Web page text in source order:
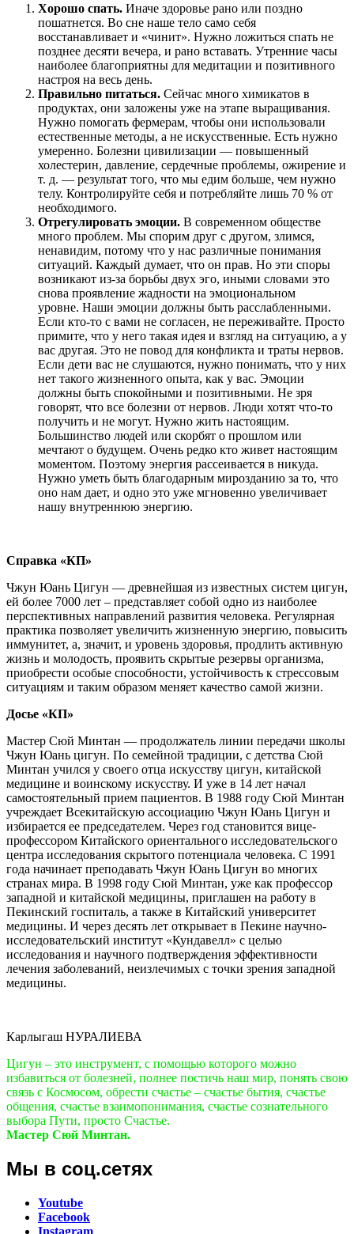
Хорошо спать. Иначе здоровье рано или поздно
пошатнется. Во сне наше тело само себя
восстанавливает и «чинит». Нужно ложиться спать не
позднее десяти вечера, и рано вставать. Утренние часы
наиболее благоприятны для медитации и позитивного
настроя на весь день.
Правильно питаться. Сейчас много химикатов в
продуктах, они заложены уже на этапе выращивания.
Нужно помогать фермерам, чтобы они использовали
естественные методы, а не искусственные. Есть нужно
умеренно. Болезни цивилизации — повышенный
холестерин, давление, сердечные проблемы, ожирение и
т. д. — результат того, что мы едим больше, чем нужно
телу. Контролируйте себя и потребляйте лишь 70 % от
необходимого.
Отрегулировать эмоции. В современном обществе
много проблем. Мы спорим друг с другом, злимся,
ненавидим, потому что у нас различные понимания
ситуаций. Каждый думает, что он прав. Но эти споры
возникают из-за борьбы двух эго, иными словами это
снова проявление жадности на эмоциональном
уровне. Наши эмоции должны быть расслабленными.
Если кто-то с вами не согласен, не переживайте. Просто
примите, что у него такая идея и взгляд на ситуацию, а у
вас другая. Это не повод для конфликта и траты нервов.
Если дети вас не слушаются, нужно понимать, что у них
нет такого жизненного опыта, как у вас. Эмоции
должны быть спокойными и позитивными. Не зря
говорят, что все болезни от нервов. Люди хотят что-то
получить и не могут. Нужно жить настоящим.
Большинство людей или скорбят о прошлом или
мечтают о будущем. Очень редко кто живет настоящим
моментом. Поэтому энергия рассеивается в никуда.
Нужно уметь быть благодарным мирозданию за то, что
оно нам дает, и одно это уже мгновенно увеличивает
нашу внутреннюю энергию.
Справка «КП»
Чжун Юань Цигун — древнейшая из известных систем цигун,
ей более 7000 лет – представляет собой одно из наиболее
перспективных направлений развития человека. Регулярная
практика позволяет увеличить жизненную энергию, повысить
иммунитет, а, значит, и уровень здоровья, продлить активную
жизнь и молодость, проявить скрытые резервы организма,
приобрести особые способности, устойчивость к стрессовым
ситуациям и таким образом меняет качество самой жизни.
Досье «КП»
Мастер Сюй Минтан — продолжатель линии передачи школы
Чжун Юань цигун. По семейной традиции, с детства Сюй
Минтан учился у своего отца искусству цигун, китайской
медицине и воинскому искусству. И уже в 14 лет начал
самостоятельный прием пациентов. В 1988 году Сюй Минтан
учреждает Всекитайскую ассоциацию Чжун Юань Цигун и
избирается ее председателем. Через год становится вице-
профессором Китайского ориентального исследовательского
центра исследования скрытого потенциала человека. С 1991
года начинает преподавать Чжун Юань Цигун во многих
странах мира. В 1998 году Сюй Минтан, уже как профессор
западной и китайской медицины, приглашен на работу в
Пекинский госпиталь, а также в Китайский университет
медицины. И через десять лет открывает в Пекине научно-
исследовательский институт «Кундавелл» с целью
исследования и научного подтверждения эффективности
лечения заболеваний, неизлечимых с точки зрения западной
медицины.
Карлыгаш НУРАЛИЕВА
Цигун – это инструмент, с помощью которого можно
избавиться от болезней, полнее постичь наш мир, понять свою
связь с Космосом, обрести счастье – счастье бытия, счастье
общения, счастье взаимопонимания, счастье сознательного
выбора Пути, просто Счастье.
Мастер Сюй Минтан.
Мы в соц.сетях
Youtube
Facebook
Instagram